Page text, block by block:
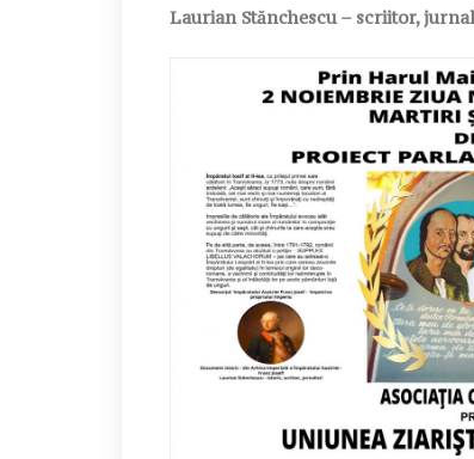
Laurian Stănchescu – scriitor,